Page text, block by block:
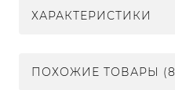
ХАРАКТЕРИСТИКИ
ПОХОЖИЕ ТОВАРЫ